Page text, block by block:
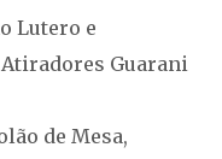
Lutero e
Atiradores Guarani
de Mesa,